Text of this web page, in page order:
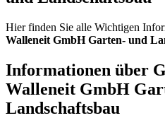
Hier finden Sie alle Wichtigen
Walleneit GmbH Garten- und
Informationen über
Walleneit GmbH
Landschaftsbau